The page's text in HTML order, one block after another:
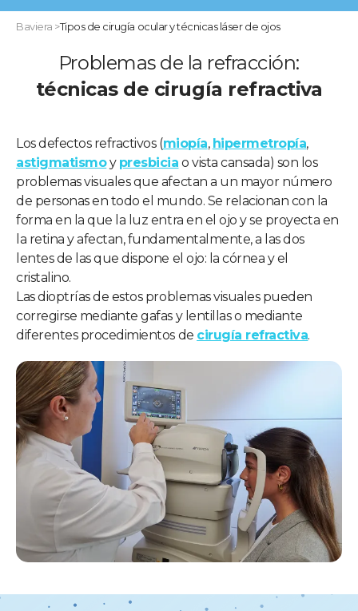
Baviera >Tipos de cirugía ocular y técnicas láser de ojos
Problemas de la refracción:
técnicas de cirugía refractiva
Los defectos refractivos (miopía, hipermetropía,
astigmatismoy presbicia o vista cansada) son los
problemas visuales que afectan a un mayor número
de personas en todo el mundo. Se relacionan con la
forma en la que la luz entra en el ojo y se proyecta en
la retina y afectan, fundamentalmente, a las dos
lentes de las que dispone el ojo: la córnea y el
cristalino.
Las dioptrías de estos problemas visuales pueden
corregirse mediante gafas y lentillas o mediante
diferentes procedimientos de cirugía refractiva.